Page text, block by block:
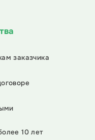
заказчика
10 лет